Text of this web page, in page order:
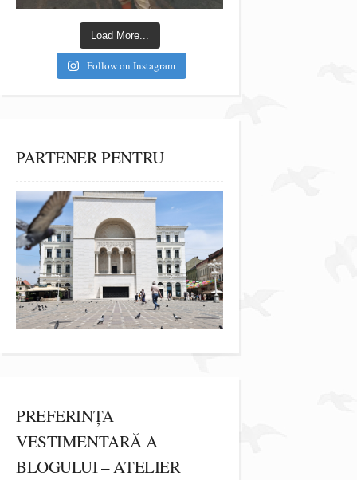
Load More...
Follow on Instagram
PARTENER PENTRU
PREFERINȚA
VESTIMENTARĂ A
BLOGULUI – ATELIER